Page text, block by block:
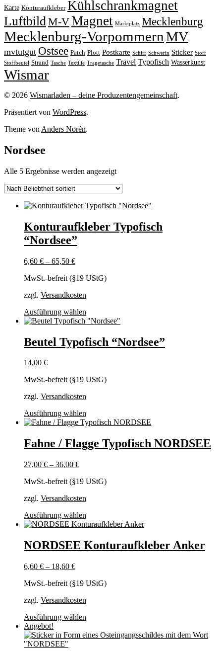
Karte Konturaufkleber Kühlschrankmagnet
LuftbildM-VMagnet Marktplatz Mecklenburg
Mecklenburg-VorpommernMV
mvtutgut Ostsee Patch Plott Postkarte Schiff Schwerin Sticker Stoff
Stoffbeutel Strand Tasche Textilie Tragetasche Travel Typofisch Wasserkunst
Wismar
© 2026 Wismarladen – deine Produzentengemeinschaft.
Präsentiert von WordPress.
Theme von Anders Norén.
Nordsee
Alle 5 Ergebnisse werden angezeigtNach
sortiert
Konturaufkleber Typofisch
“Nordsee”
6,60 € – 65,50 €
MwSt.-befreit (§19 UStG)
zzgl. Versandkosten
Ausführung wählen
Produkt
mehrere
Varianten
können
der
gewählt
werden
Beutel Typofisch “Nordsee”
14,00 €
MwSt.-befreit (§19 UStG)
zzgl. Versandkosten
Ausführung wählen
Produkt
mehrere
Varianten
können
der
gewählt
werden
Fahne / Flagge Typofisch NORDSEE
27,00 € – 36,00 €
MwSt.-befreit (§19 UStG)
zzgl. Versandkosten
Ausführung wählen
Produkt
mehrere
Varianten
können
der
gewählt
werden
NORDSEE Konturaufkleber Anker
6,60 € – 18,60 €
MwSt.-befreit (§19 UStG)
zzgl. Versandkosten
Ausführung wählen
weist
Angebot!